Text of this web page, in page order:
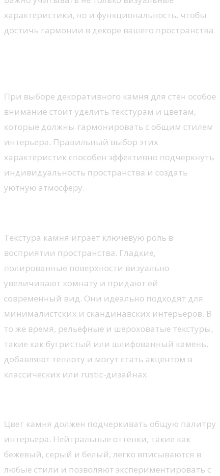
характеристики, но и функциональность, чтобы
достичь гармонии в декоре вашего пространства.
При выборе декоративного камня для стен особое
внимание стоит уделить текстурам и цветам,
которые должны гармонировать с общим стилем
интерьера. Правильный выбор этих
характеристик способен эффективно подчеркнуть
индивидуальность пространства и создать
уютную атмосферу.
Текстура камня играет ключевую роль в
восприятии пространства. Гладкие,
полированные поверхности визуально
увеличивают комнату и придают ей
современный вид. Они идеально подходят для
минималистских и скандинавских интерьеров. В
то же время, рельефные и шероховатые текстуры,
такие как бугристый или шлифованный камень,
добавляют теплоту и могут стать акцентом в
классических или rustic-дизайнах.
Цвет камня должен подчеркивать общую палитру
интерьера. Нейтральные оттенки, такие как
бежевый, серый и белый, легко вписываются в
любые стили и позволяют экспериментировать с